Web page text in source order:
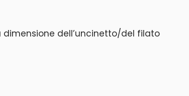
dimensione dell’uncinetto/del filato